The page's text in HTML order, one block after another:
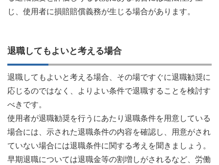
じ、使用者に損賠賠償義務が生じる場合があります。
退職してもよいと考える場合
退職してもよいと考える場合、その場ですぐに退職勧奨に
応じるのではなく、よりよい条件で退職することを検討す
べきです。
使用者が退職勧奨を行うにあたり退職条件を用意している
場合には、示された退職条件の内容を確認し、用意がされ
ていない場合には退職条件に関する考えを聞きましょう。
早期退職については退職金等の割増しがされるなど、労働